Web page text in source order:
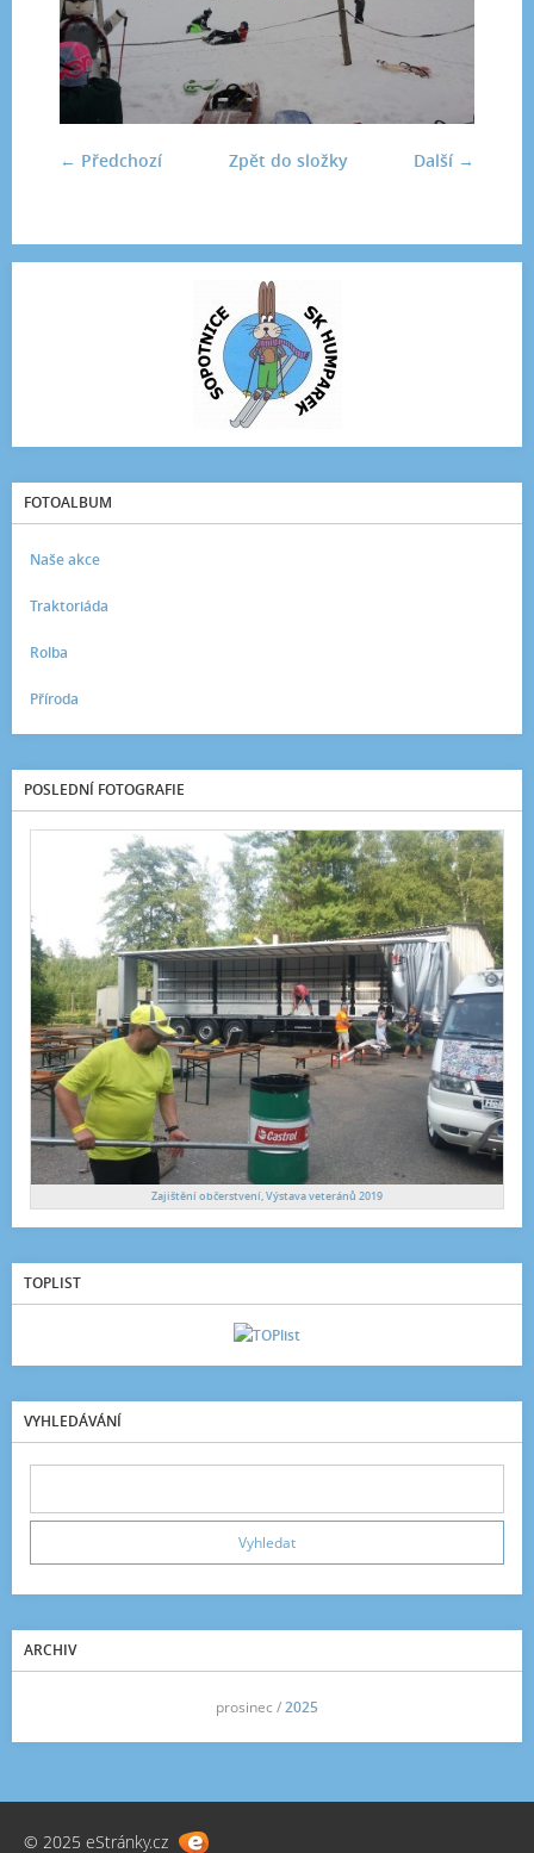
← Předchozí Další →
Zpět do složky
FOTOALBUM
Naše akce
Traktoriáda
Rolba
Příroda
POSLEDNÍ FOTOGRAFIE
Zajištění občerstvení, Výstava veteránů 2019
TOPLIST
VYHLEDÁVÁNÍ
ARCHIV
prosinec /2025
© 2025 eStránky.cz